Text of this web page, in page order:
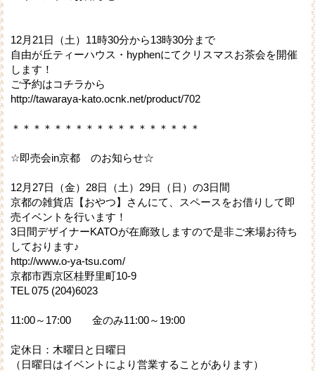
12月21日（土）11時30分から13時30分まで
自由が丘ティーハウス・hyphenにてクリスマスお茶会を開催
します！
ご予約はコチラから
http://tawaraya-kato.ocnk.net/product/702
＊＊＊＊＊＊＊＊＊＊＊＊＊＊＊＊＊＊
☆即売会in京都 のお知らせ☆
12月27日（金）28日（土）29日（日）の3日間
京都の雑貨店【おやつ】さんにて、スペースをお借りして即
売イベントを行います！
3日間デザイナーKATOが在廊致しますので是非ご来場お待ち
しております♪
http://www.o-ya-tsu.com/
京都市西京区桂野里町10-9
TEL 075 (204)6023
11:00～17:00 金のみ11:00～19:00
定休日：木曜日と日曜日
（日曜日はイベントにより営業することがあります）